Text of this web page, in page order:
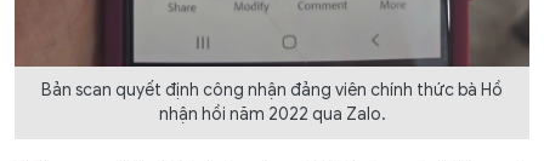
Bản scan quyết định công nhận đảng viên chính thức bà Hồ
nhận hồi năm 2022 qua Zalo.